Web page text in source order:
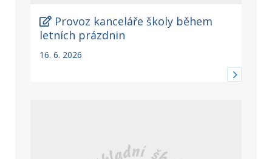
Provoz kanceláře školy během
letních prázdnin
16. 6. 2026